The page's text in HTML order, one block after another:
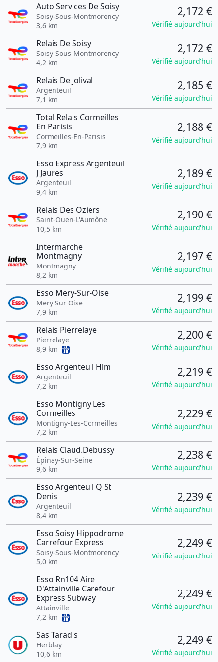
Auto Services De Soisy
Soisy-Sous-Montmorency
3,6 km
2,172 €
Vérifié aujourd'hui
Relais De Soisy
Soisy-Sous-Montmorency
4,2 km
2,172 €
Vérifié aujourd'hui
Relais De Jolival
Argenteuil
7,1 km
2,185 €
Vérifié aujourd'hui
Total Relais Cormeilles
En Parisis
Cormeilles-En-Parisis
7,9 km
2,188 €
Vérifié aujourd'hui
Esso Express Argenteuil
J Jaures
Argenteuil
9,4 km
2,189 €
Vérifié aujourd'hui
Relais Des Oziers
Saint-Ouen-L'Aumône
10,5 km
2,190 €
Vérifié aujourd'hui
Intermarche
Montmagny
Montmagny
8,2 km
2,197 €
Vérifié aujourd'hui
Esso Mery-Sur-Oise
Mery Sur Oise
7,9 km
2,199 €
Vérifié aujourd'hui
Relais Pierrelaye
Pierrelaye
8,9 km
2,200 €
Vérifié aujourd'hui
Esso Argenteuil Hlm
Argenteuil
7,2 km
2,219 €
Vérifié aujourd'hui
Esso Montigny Les
Cormeilles
Montigny-Les-Cormeilles
7,2 km
2,229 €
Vérifié aujourd'hui
Relais Claud.Debussy
Épinay-Sur-Seine
9,6 km
2,238 €
Vérifié aujourd'hui
Esso Argenteuil Q St
Denis
Argenteuil
8,4 km
2,239 €
Vérifié aujourd'hui
Esso Soisy Hippodrome
Carrefour Express
Soisy-Sous-Montmorency
5,0 km
2,249 €
Vérifié aujourd'hui
Esso Rn104 Aire
D'Attainville Carefour
Express Subway
Attainville
7,2 km
2,249 €
Vérifié aujourd'hui
Sas Taradis
Herblay
10,6 km
2,249 €
Vérifié aujourd'hui